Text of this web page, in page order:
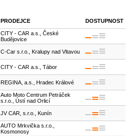
PRODEJCE DOSTUPNOST
CITY - CAR a.s., České
Budějovice
C-Car s.r.o., Kralupy nad Vltavou
CITY - CAR a.s., Tábor
REGINA, a.s., Hradec Králové
Auto Moto Centrum Petráček
s.r.o., Ústí nad Orlicí
JV CAR, s.r.o., Kunín
AUTO Mrkvička s.r.o.,
Kosmonosy